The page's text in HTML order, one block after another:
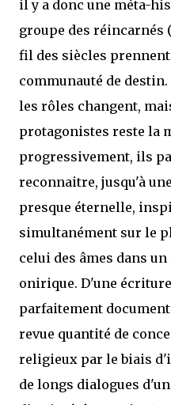
il y a donc une méta-
groupe des réincarnés
fil des siècles
communauté de
les rôles changent,
protagonistes reste la
progressivement, ils
reconnaitre, jusqu'à
presque éternelle,
simultanément sur le
celui des âmes dans
onirique. D'une
parfaitement
revue quantité de
religieux par le biais
de longs dialogues